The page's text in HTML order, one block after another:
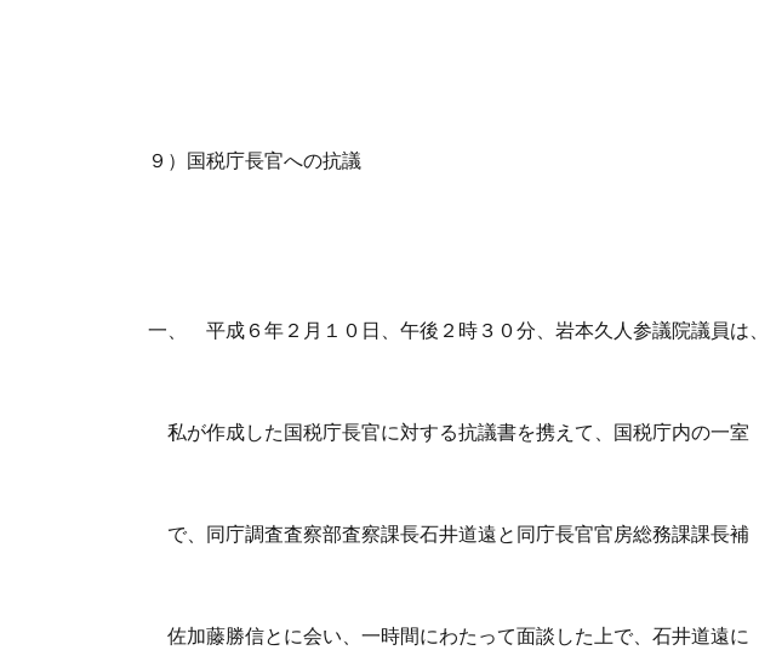
９）国税庁長官への抗議
一、 平成６年２月１０日、午後２時３０分、岩本久人参議院議員は、
私が作成した国税庁長官に対する抗議書を携えて、国税庁内の一室
で、同庁調査査察部査察課長石井道遠と同庁長官官房総務課課長補
佐加藤勝信とに会い、一時間にわたって面談した上で、石井道遠に